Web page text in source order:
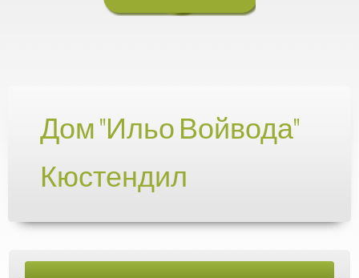
Дом "Ильо Войвода"
Кюстендил